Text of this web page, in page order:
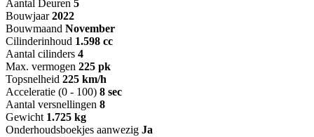
Aantal Deuren 5
Bouwjaar 2022
Bouwmaand November
Cilinderinhoud 1.598 cc
Aantal cilinders 4
Max. vermogen 225 pk
Topsnelheid 225 km/h
Acceleratie (0 - 100) 8 sec
Aantal versnellingen 8
Gewicht 1.725 kg
Onderhoudsboekjes aanwezig Ja